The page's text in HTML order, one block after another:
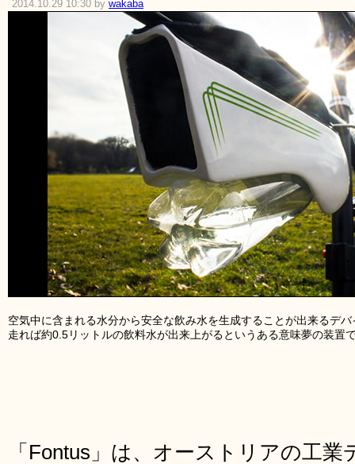
2014.10.29 10:30 by wakaba
空気中に含まれる水分から安全な飲み水を生成することが出来るデ
走れば約0.5リットルの飲料水が出来上がるというある意味夢の装置
「Fontus」は、オーストリアの工